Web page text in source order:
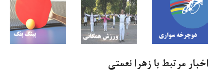
اخبار مرتبط با زهرا نعمتی